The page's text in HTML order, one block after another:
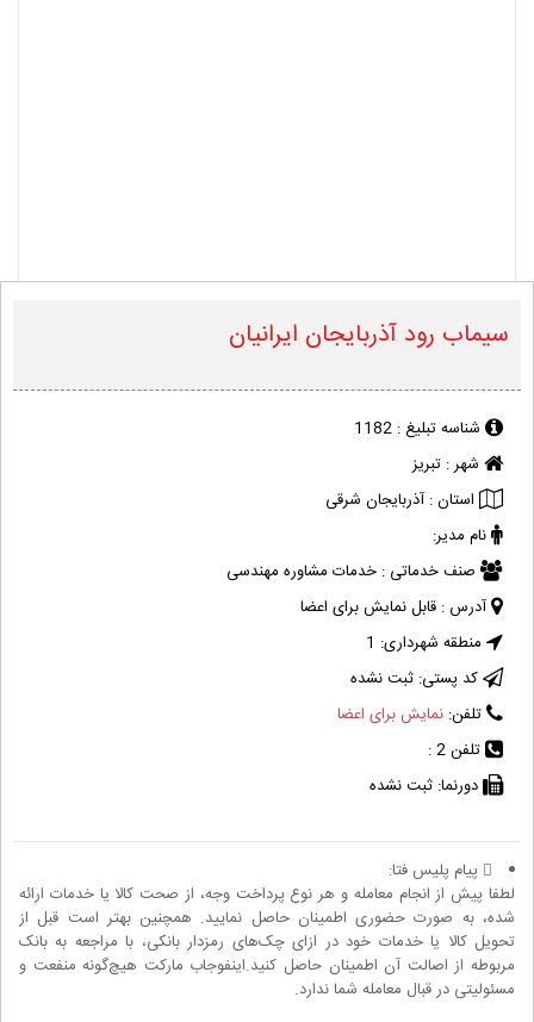
سیماب رود آذربایجان ایرانیان
شناسه تبلیغ : 1182
شهر : تبریز
استان : آذربایجان شرقی
نام مدیر:
صنف خدماتی : خدمات مشاوره مهندسی
آدرس : قابل نمایش برای اعضا
منطقه شهرداری: 1
کد پستی: ثبت نشده
تلفن: نمایش برای اعضا
تلفن 2 :
دورنما: ثبت نشده
پیام پلیس فتا:
لطفا پیش از انجام معامله و هر نوع پرداخت وجه، از صحت کالا یا خدمات ارائه
شده، به صورت حضوری اطمینان حاصل نمایید. همچنین بهتر است قبل از
تحویل کالا یا خدمات خود در ازای چک‌های رمزدار بانکی، با مراجعه به بانک
مربوطه از اصالت آن اطمینان حاصل کنید.اینفوجاب مارکت هیچ‌گونه منفعت و
مسئولیتی در قبال معامله شما ندارد.